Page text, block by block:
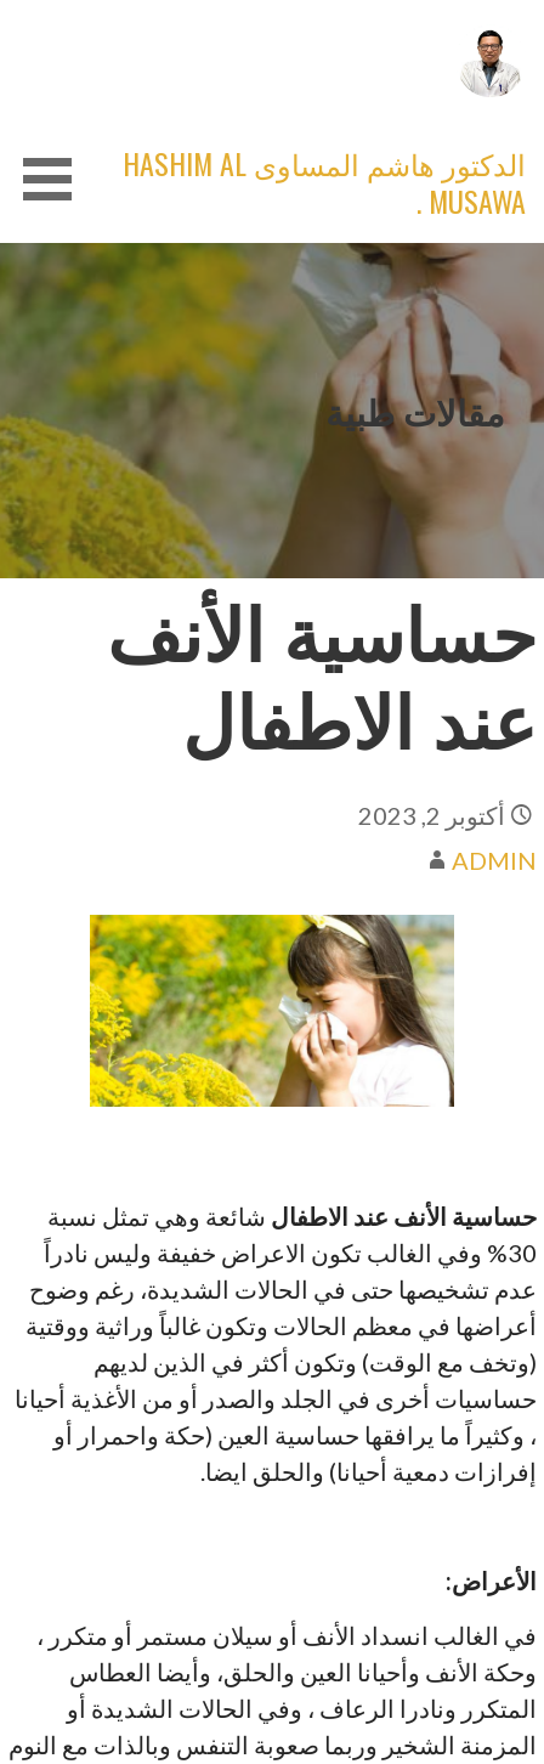
content
الدكتور هاشم المساوى HASHIM AL
MUSAWA .
مقالات طبية
حساسية الأنف
عند الاطفال
أكتوبر 2, 2023
ADMIN
حساسية الأنف عند الاطفال شائعة وهي تمثل نسبة
30% وفي الغالب تكون الاعراض خفيفة وليس نادراً
عدم تشخيصها حتى في الحالات الشديدة، رغم وضوح
أعراضها في معظم الحالات وتكون غالباً وراثية ووقتية
(وتخف مع الوقت) وتكون أكثر في الذين لديهم
حساسيات أخرى في الجلد والصدر أو من الأغذية أحيانا
، وكثيراً ما يرافقها حساسية العين (حكة واحمرار أو
إفرازات دمعية أحيانا) والحلق ايضا.
الأعراض:
في الغالب انسداد الأنف أو سيلان مستمر أو متكرر ،
وحكة الأنف وأحيانا العين والحلق، وأيضا العطاس
المتكرر ونادرا الرعاف ، وفي الحالات الشديدة أو
المزمنة الشخير وربما صعوبة التنفس وبالذات مع النوم